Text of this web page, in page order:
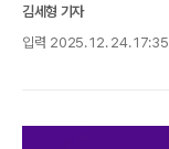
김세형 기자
입력 2025. 12. 24. 17:35